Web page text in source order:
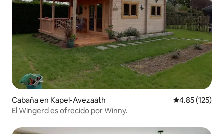
Cabaña en Kapel-Avezaath Calificación
4.85 (125)
El Wingerd es ofrecido por Winny.